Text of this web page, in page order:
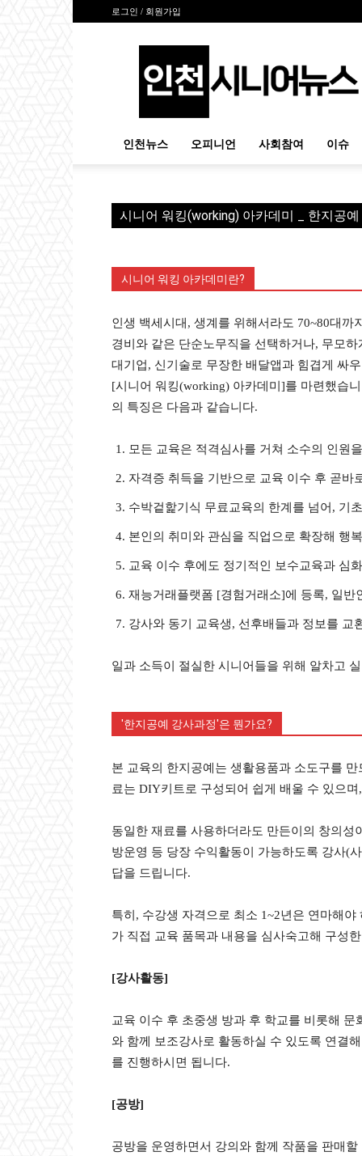
로그인 / 회원가입
시
인천뉴스 오피니언 사회참여 이슈
시니어 워킹(working) 아카데미 _ 한지공
시니어 워킹 아카데미란?
인생 백세시대, 생계를 위해서라도 70~80대
경비와 같은 단순노무직을 선택하거나, 무모
대기업, 신기술로 무장한 배달앱과 힘겹게 싸
[시니어 워킹(working) 아카데미]를 마련했습
의 특징은 다음과 같습니다.
모든 교육은 적격심사를 거쳐 소수의 인원
자격증 취득을 기반으로 교육 이수 후 곧바
수박겉핥기식 무료교육의 한계를 넘어, 기
본인의 취미와 관심을 직업으로 확장해 행
교육 이수 후에도 정기적인 보수교육과 심
재능거래플랫폼 [경험거래소]에 등록, 일
강사와 동기 교육생, 선후배들과 정보를 교
일과 소득이 절실한 시니어들을 위해 알차고
'한지공예 강사과정'은 뭔가요?
본 교육의 한지공예는 생활용품과 소도구를
료는 DIY키트로 구성되어 쉽게 배울 수 있으
동일한 재료를 사용하더라도 만든이의 창의
방운영 등 당장 수익활동이 가능하도록 강사(
답을 드립니다.
특히, 수강생 자격으로 최소 1~2년은 연마해
가 직접 교육 품목과 내용을 심사숙고해 구성
[강사활동]
교육 이수 후 초중생 방과 후 학교를 비롯해
와 함께 보조강사로 활동하실 수 있도록 연결
를 진행하시면 됩니다.
[공방]
공방을 운영하면서 강의와 함께 작품을 판매